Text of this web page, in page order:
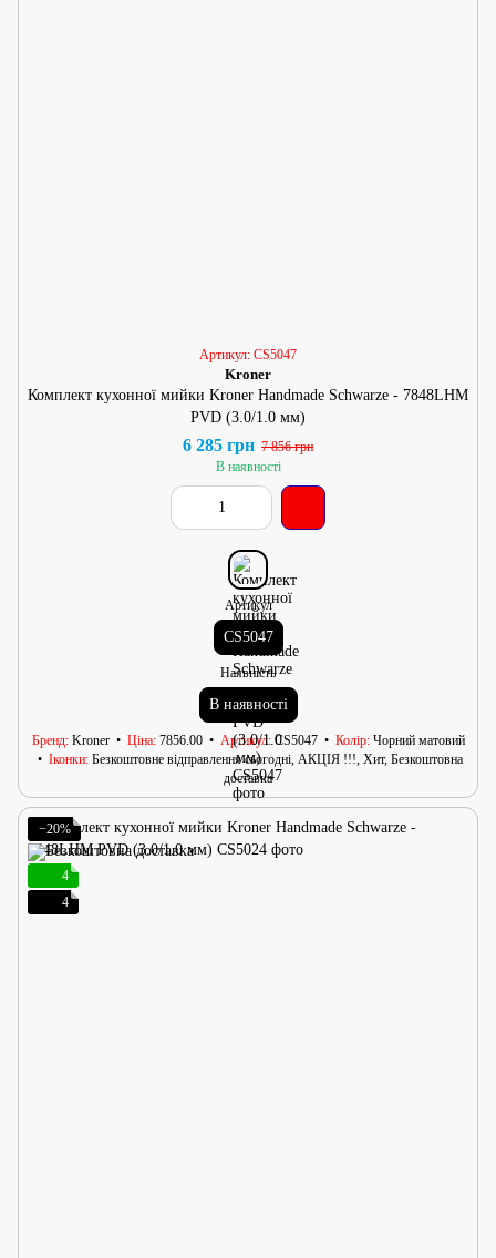
Артикул: CS5047
Kroner
Комплект кухонної мийки Kroner Handmade Schwarze - 7848LHM
PVD (3.0/1.0 мм)
6 285 грн 7 856 грн
В наявності
Артикул
CS5047
Наявність
В наявності
Бренд Kroner Ціна 7856.00 Артикул CS5047 Колір Чорний матовий
Іконки Безкоштовне відправлення сьогодні, АКЦІЯ !!!, Хит, Безкоштовна
доставка
−20%
4
4